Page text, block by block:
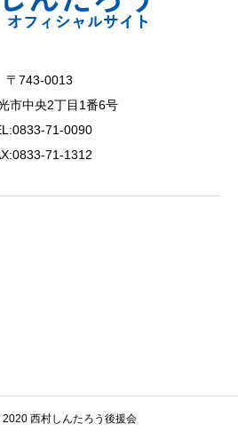
〒743-0013
市中央2丁目1番6号
71-0090
71-1312
西村しんたろう後援会